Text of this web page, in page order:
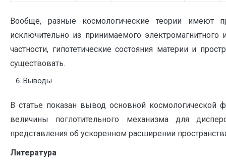
Вообще, разные космологические теории имеют
исключительно из принимаемого
частности, гипотетические состояния материи и
существовать.
Выводы
В статье показан вывод основной
величины поглотительного механизма для
представления об ускоренном расширении
Литература